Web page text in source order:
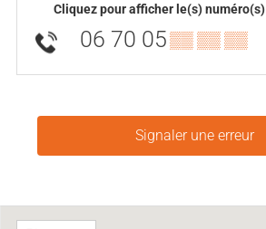
Cliquez pour afficher le(s) numéro(s)
06 70 05▒▒ ▒▒ ▒▒
Signaler une erreur